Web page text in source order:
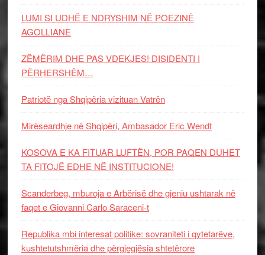
LUMI SI UDHË E NDRYSHIM NË POEZINË
AGOLLIANE
ZËMËRIM DHE PAS VDEKJES! DISIDENTI I
PËRHERSHËM…
Patriotë nga Shqipëria vizituan Vatrën
Mirëseardhje në Shqipëri, Ambasador Eric Wendt
KOSOVA E KA FITUAR LUFTËN, POR PAQEN DUHET
TA FITOJË EDHE NË INSTITUCIONE!
Scanderbeg, mburoja e Arbërisë dhe gjeniu ushtarak në
faqet e Giovanni Carlo Saraceni-t
Republika mbi interesat politike: sovraniteti i qytetarëve,
kushtetutshmëria dhe përgjegjësia shtetërore